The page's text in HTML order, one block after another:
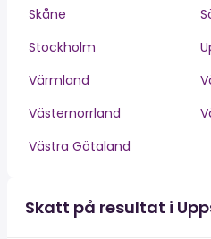
Skåne
Stockholm
Värmland
Västernorrland
Västra Götaland
Skatt på resultat i